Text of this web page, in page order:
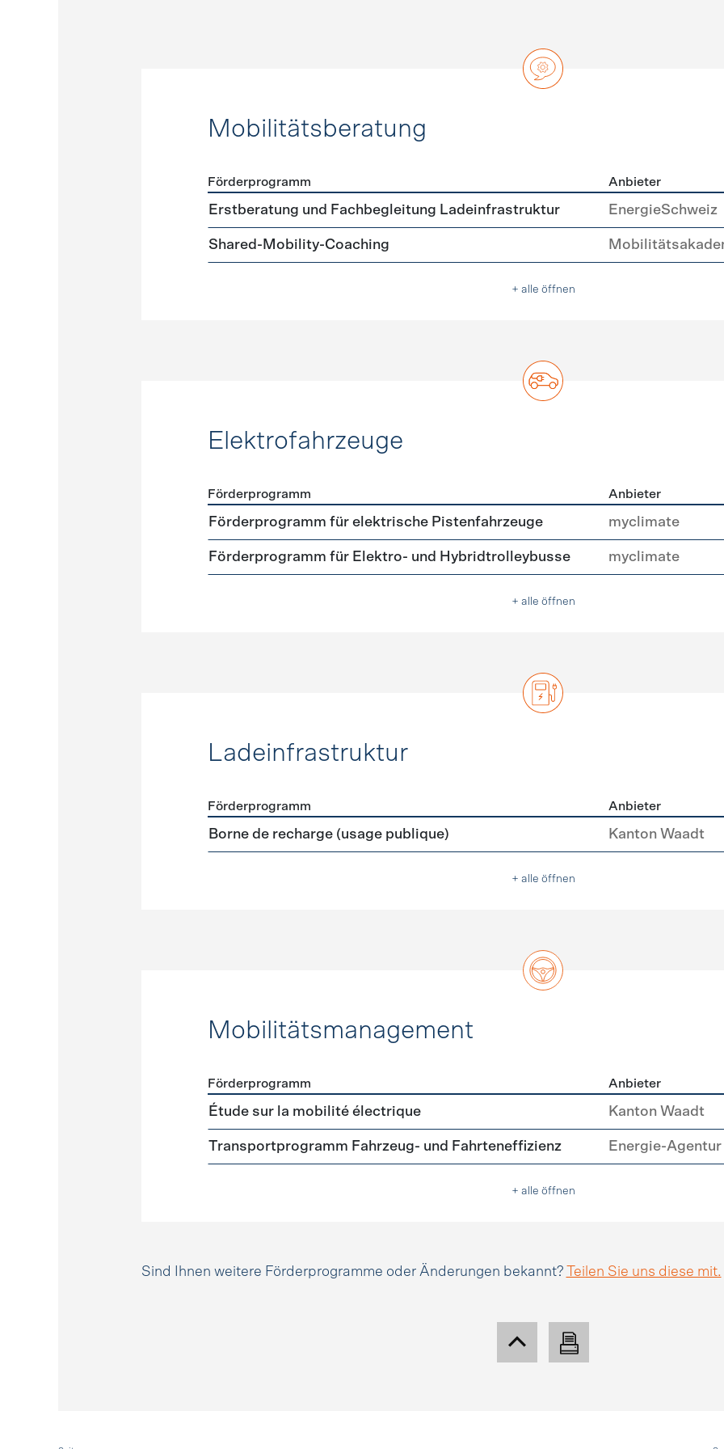
Mobilitätsberatung
Förderprogramme Mobilitätsberatung
Förderprogramm Anbieter
Erstberatung und Fachbegleitung Ladeinfrastruktur EnergieSchweiz
Shared-Mobility-Coaching
+ alle öffnen
Elektrofahrzeuge
Förderprogramme Elektrofahrzeuge
Förderprogramm Anbieter
Förderprogramm für elektrische Pistenfahrzeuge myclimate
Förderprogramm für Elektro- und Hybridtrolleybusse myclimate
+ alle öffnen
Ladeinfrastruktur
Förderprogramme Ladeinfrastruktur
Förderprogramm Anbieter
Borne de recharge (usage publique) Kanton Waadt
+ alle öffnen
Mobilitätsmanagement
Förderprogramme Mobilitätsmanagement
Förderprogramm Anbieter
Étude sur la mobilité électrique Kanton Waadt
Transportprogramm Fahrzeug- und Fahrteneffizienz Energie-
+ alle öffnen
Sind Ihnen weitere Förderprogramme oder Änderungen bekannt? Teilen Sie uns diese mit.